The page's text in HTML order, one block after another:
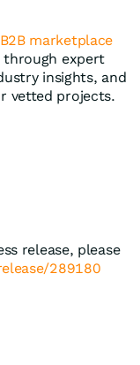
B2B marketplace
through expert
insights, and
vetted projects.
release, please
289180